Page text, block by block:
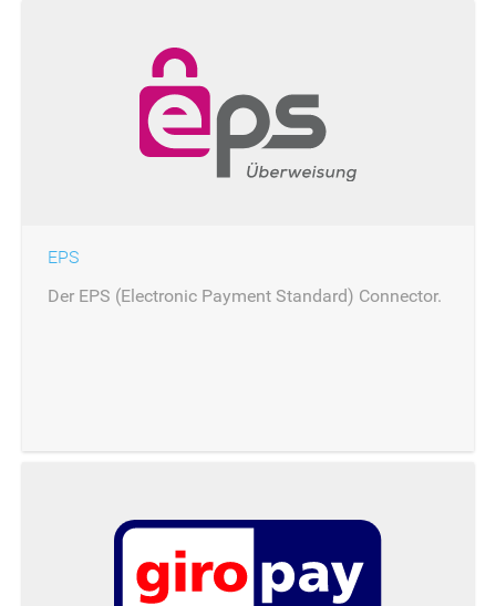
EPS
Der EPS (Electronic Payment Standard) Connector.